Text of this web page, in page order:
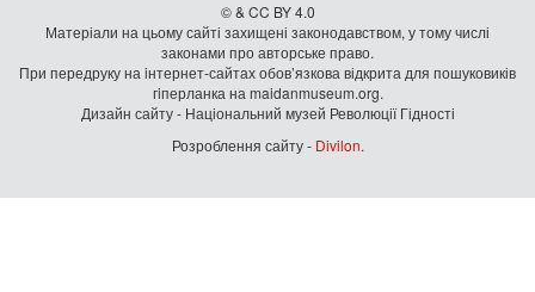
© & CC BY 4.0
Матеріали на цьому сайті захищені законодавством, у тому числі
законами про авторське право.
При передруку на iнтернет-сайтах обов’язкова відкрита для пошуковиків
гiперланка на maidanmuseum.org.
Дизайн сайту - Національний музей Революції Гідності
Розроблення сайту - Divilon.